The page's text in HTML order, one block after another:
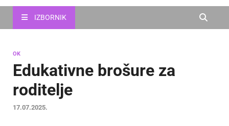
IZBORNIK
OK
Edukativne brošure za
roditelje
17.07.2025.